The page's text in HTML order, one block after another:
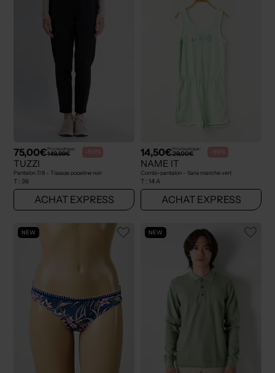
75,00€Prix boutique :
149,99€ -50%
TUZZI
Pantalon 7/8 - Tissage popeline noir
T : 36
ACHAT EXPRESS
14,50€Prix boutique :
29,00€ -50%
NAME IT
Combi-pantalon - Sans manche vert
T : 14 A
ACHAT EXPRESS
NEW NEW